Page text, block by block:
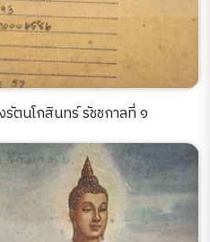
ตนโกสินทร์ รัชชกาลที่ ๑